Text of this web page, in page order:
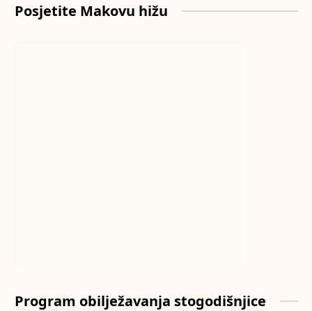
Posjetite Makovu hižu
Program obilježavanja stogodišnjice